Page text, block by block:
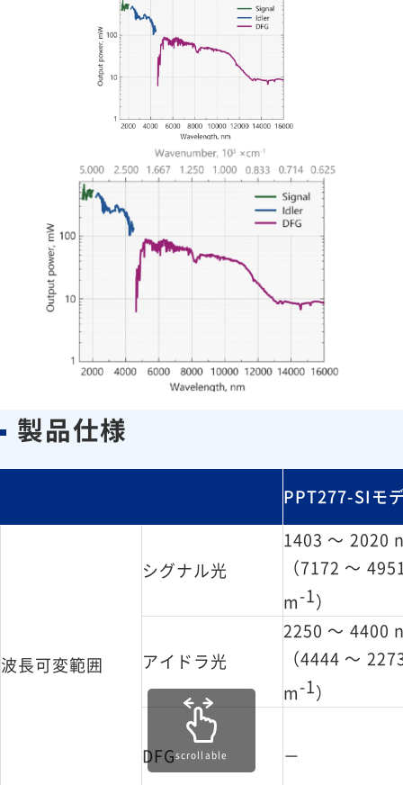
製品仕様
PPT277-SIモ
波長可変範囲
シグナル光
1403 ～ 2020
（7172 ～
m-1）
アイドラ光
2250 ～ 4400
（4444 ～
m-1）
DFG －
scrollable